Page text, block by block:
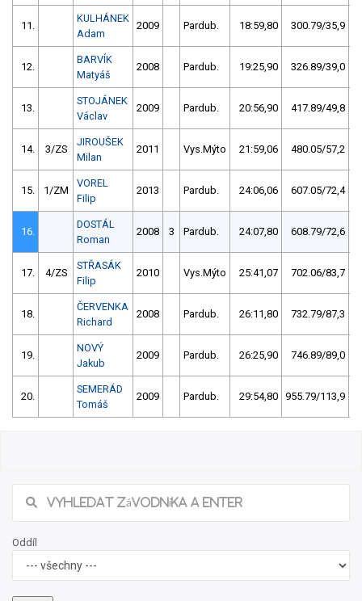
11.
KULHÁNEK
Adam
2009 Pardub. 18:59,80 300.79/35,9
12.
BARVÍK
Matyáš
2008 Pardub. 19:25,90 326.89/39,0
13.
STOJÁNEK
Václav
2009 Pardub. 20:56,90 417.89/49,8
14. 3/ZS
JIROUŠEK
Milan
2011 Vys.Mýto 21:59,06 480.05/57,2
15. 1/ZM
VOREL
Filip
2013 Pardub. 24:06,06 607.05/72,4
16.
DOSTÁL
Roman
2008 3 Pardub. 24:07,80 608.79/72,6
17. 4/ZS
STŘASÁK
Filip
2010 Vys.Mýto 25:41,07 702.06/83,7
18.
ČERVENKA
Richard
2008 Pardub. 26:11,80 732.79/87,3
19.
NOVÝ
Jakub
2009 Pardub. 26:25,90 746.89/89,0
20.
SEMERÁD
Tomáš
2009 Pardub. 29:54,80 955.79/113,9
Oddíl